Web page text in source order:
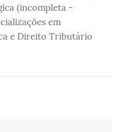
(incompleta -
em
e Direito Tributário